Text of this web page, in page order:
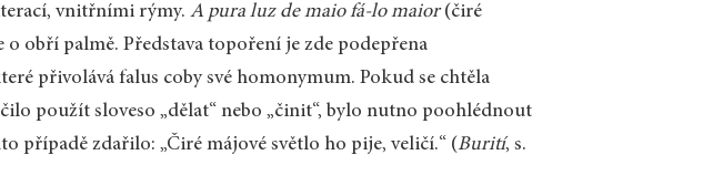
vnitřními rýmy.A pura luz de maio fá-lo maior(čiré
obří palmě. Představa topoření je zde podepřena
přivolává falus coby své homonymum. Pokud se chtěla
použít sloveso „dělat“ nebo „činit“, bylo nutno poohlédnout
případě zdařilo: „Čiré májové světlo ho pije, veličí.“ (Burití, s.